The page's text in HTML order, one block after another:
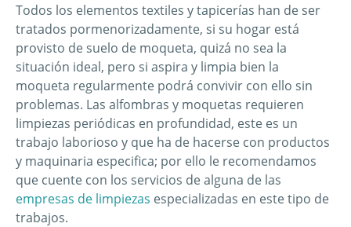
Todos los elementos textiles y tapicerías han de ser
tratados pormenorizadamente, si su hogar está
provisto de suelo de moqueta, quizá no sea la
situación ideal, pero si aspira y limpia bien la
moqueta regularmente podrá convivir con ello sin
problemas. Las alfombras y moquetas requieren
limpiezas periódicas en profundidad, este es un
trabajo laborioso y que ha de hacerse con productos
y maquinaria especifica; por ello le recomendamos
que cuente con los servicios de alguna de las
empresas de limpiezas especializadas en este tipo de
trabajos.